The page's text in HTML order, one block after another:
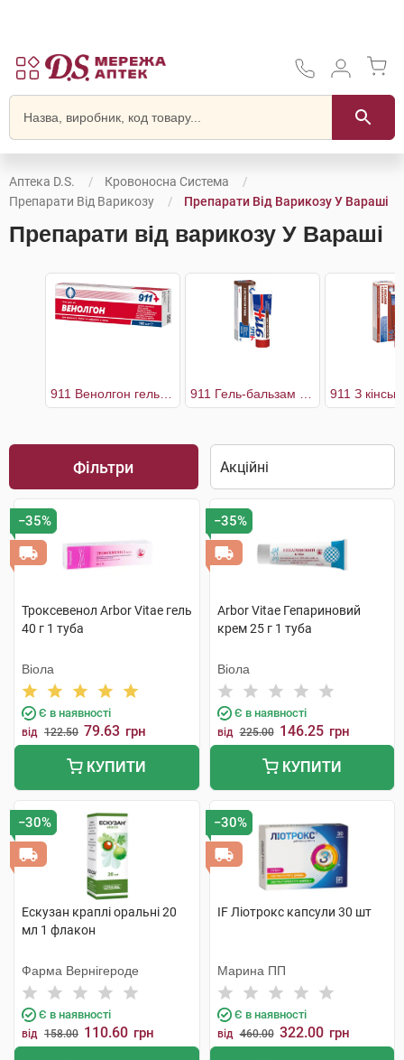
Аптека D.S.
Кровоносна Система
Препарати Від Варикозу
Препарати Від Варикозу У Вараші
Препарати від варикозу У Вараші
Фільтри
−35%
Троксевенол Arbor Vitae гель
40 г 1 туба
Віола
Є в наявності
від 122.50 79.63 грн
КУПИТИ
−35%
Arbor Vitae Гепариновий
крем 25 г 1 туба
Віола
Є в наявності
від 225.00 146.25 грн
КУПИТИ
−30%
Ескузан краплі оральні 20
мл 1 флакон
Фарма Вернігероде
Є в наявності
від 158.00 110.60 грн
−30%
IF Ліотрокс капсули 30 шт
Марина ПП
Є в наявності
від 460.00 322.00 грн